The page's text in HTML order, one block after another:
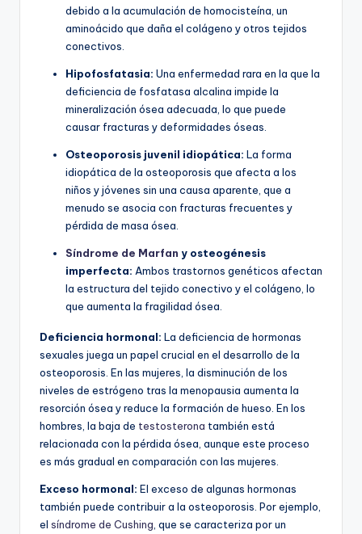
debido a la acumulación de homocisteína, un
aminoácido que daña el colágeno y otros tejidos
conectivos.
Hipofosfatasia: Una enfermedad rara en la que la
deficiencia de fosfatasa alcalina impide la
mineralización ósea adecuada, lo que puede
causar fracturas y deformidades óseas.
Osteoporosis juvenil idiopática: La forma
idiopática de la osteoporosis que afecta a los
niños y jóvenes sin una causa aparente, que a
menudo se asocia con fracturas frecuentes y
pérdida de masa ósea.
Síndrome de Marfan y osteogénesis
imperfecta: Ambos trastornos genéticos afectan
la estructura del tejido conectivo y el colágeno, lo
que aumenta la fragilidad ósea.
Deficiencia hormonal: La deficiencia de hormonas
sexuales juega un papel crucial en el desarrollo de la
osteoporosis. En las mujeres, la disminución de los
niveles de estrógeno tras la menopausia aumenta la
resorción ósea y reduce la formación de hueso. En los
hombres, la baja de testosterona también está
relacionada con la pérdida ósea, aunque este proceso
es más gradual en comparación con las mujeres.
Exceso hormonal: El exceso de algunas hormonas
también puede contribuir a la osteoporosis. Por ejemplo,
el síndrome de Cushing , que se caracteriza por un